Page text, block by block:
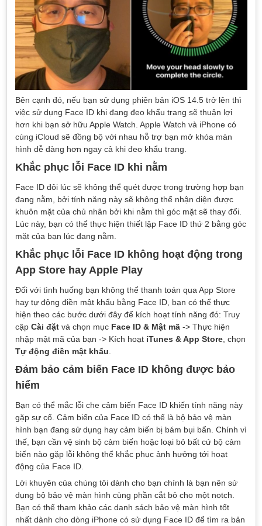
Bên cạnh đó, nếu bạn sử dụng phiên bản iOS 14.5 trở lên thì
việc sử dụng Face ID khi đang đeo khẩu trang sẽ thuận lợi
hơn khi bạn sở hữu Apple Watch. Apple Watch và iPhone có
cùng iCloud sẽ đồng bộ với nhau hỗ trợ bạn mở khóa màn
hình dễ dàng hơn ngay cả khi đeo khẩu trang.
Khắc phục lỗi Face ID khi nằm
Face ID đôi lúc sẽ không thể quét được trong trường hợp bạn
đang nằm, bởi tính năng này sẽ không thể nhận diện được
khuôn mặt của chủ nhân bởi khi nằm thì góc mặt sẽ thay đổi.
Lúc này, bạn có thể thực hiện thiết lập Face ID thứ 2 bằng góc
mặt của bạn lúc đang nằm.
Khắc phục lỗi Face ID không hoạt động trong
App Store hay Apple Play
Đối với tình huống bạn không thể thanh toán qua App Store
hay tự động điền mật khẩu bằng Face ID, bạn có thể thực
hiện theo các bước dưới đây để kích hoạt tính năng đó: Truy
cập Cài đặtvà chọn mục Face ID & Mật mã-> Thực hiện
nhập mật mã của bạn -> Kích hoạt iTunes & App Store, chọn
Tự động điền mật khẩu
Đảm bảo cảm biến Face ID không được bảo
hiểm
Bạn có thể mắc lỗi che cảm biến Face ID khiến tính năng này
gặp sự cố. Cảm biến của Face ID có thể là bộ bảo vệ màn
hình bạn đang sử dụng hay cảm biến bị bám bụi bẩn. Chính vì
thế, bạn cần vệ sinh bộ cảm biến hoặc loại bỏ bất cứ bộ cảm
biến nào gặp lỗi không thể khắc phục ảnh hưởng tới hoạt
động của Face ID.
Lời khuyên của chúng tôi dành cho bạn chính là bạn nên sử
dụng bộ bảo vệ màn hình cùng phần cắt bỏ cho một notch.
Bạn có thể tham khảo các danh sách bảo vệ màn hình tốt
nhất dành cho dòng iPhone có sử dụng Face ID để tìm ra bản